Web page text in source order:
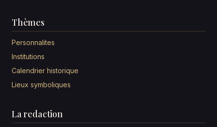
Thèmes
Personnalites
Institutions
Calendrier historique
Lieux symboliques
La redaction